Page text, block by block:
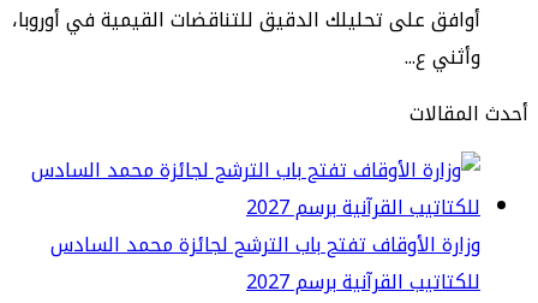
على تحليلك الدقيق للتناقضات القيمية في أوروبا،
ع...
الأوقاف تفتح باب الترشح لجائزة محمد السادس
القرآنية برسم 2027